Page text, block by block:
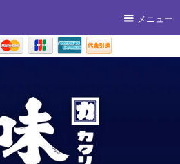
メニュー